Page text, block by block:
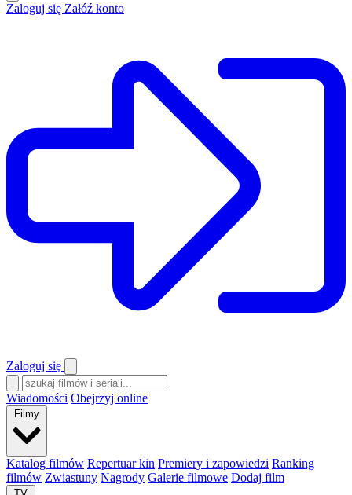
Zaloguj się Załóź konto
Zaloguj się
Wiadomości Obejrzyj online
Filmy
Katalog filmów Repertuar kin Premiery i zapowiedzi Ranking
filmów Zwiastuny Nagrody Galerie filmowe Dodaj film